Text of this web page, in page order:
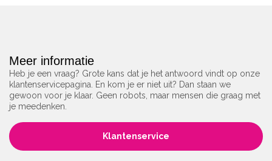
Meer informatie
Heb je een vraag? Grote kans dat je het antwoord vindt op onze
klantenservicepagina. En kom je er niet uit? Dan staan we
gewoon voor je klaar. Geen robots, maar mensen die graag met
je meedenken.
Klantenservice